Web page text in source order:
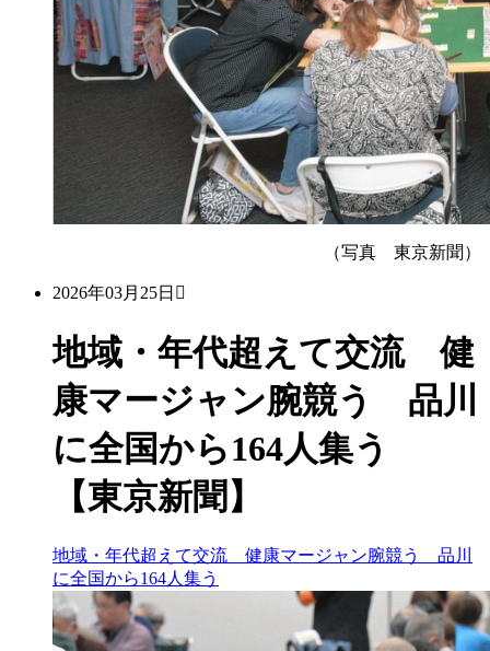
（写真 東京新聞）
2026年03月25日
地域・年代超えて交流 健
康マージャン腕競う 品川
に全国から164人集う
【東京新聞】
地域・年代超えて交流 健康マージャン腕競う 品川
に全国から164人集う